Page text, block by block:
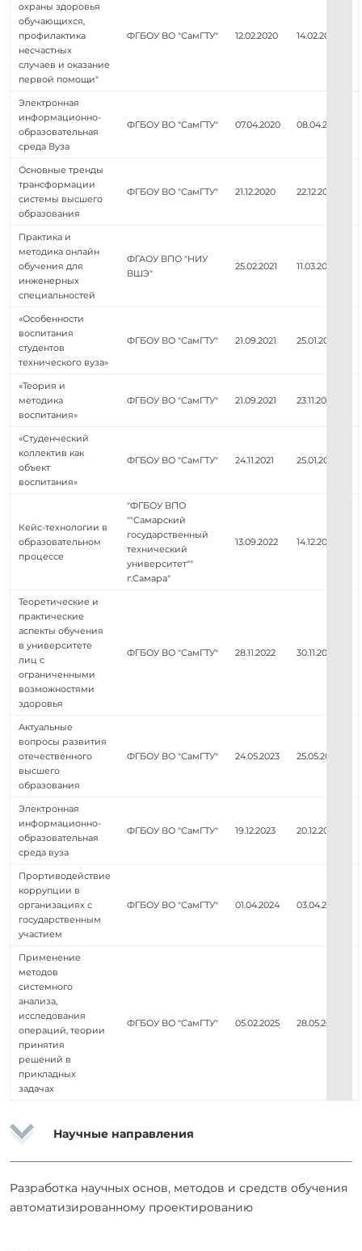
охраны здоровья
обучающихся,
профилактика
несчастных
случаев и оказание
первой помощи"
ФГБОУ ВО "СамГТУ" 12.02.2020 14.02.2020
Электронная
информационно-
образовательная
среда Вуза
ФГБОУ ВО "СамГТУ" 07.04.2020 08.04.2020
Основные тренды
трансформации
системы высшего
образования
ФГБОУ ВО "СамГТУ" 21.12.2020 22.12.2020
Практика и
методика онлайн
обучения для
инженерных
специальностей
ФГАОУ ВПО "НИУ
ВШЭ"
25.02.2021 11.03.2021
«Особенности
воспитания
студентов
технического вуза»
ФГБОУ ВО "СамГТУ" 21.09.2021 25.01.2022
«Теория и
методика
воспитания»
ФГБОУ ВО "СамГТУ" 21.09.2021 23.11.2021
«Студенческий
коллектив как
объект
воспитания»
ФГБОУ ВО "СамГТУ" 24.11.2021 25.01.2022
Кейс-технологии в
образовательном
процессе
"ФГБОУ ВПО
""Самарский
государственный
технический
университет""
г.Самара"
13.09.2022 14.12.2022
Теоретические и
практические
аспекты обучения
в университете
лиц с
ограниченными
возможностями
здоровья
ФГБОУ ВО "СамГТУ" 28.11.2022 30.11.2022
Актуальные
вопросы развития
отечественного
высшего
образования
ФГБОУ ВО "СамГТУ" 24.05.2023 25.05.2023
Электронная
информационно-
образовательная
среда вуза
ФГБОУ ВО "СамГТУ" 19.12.2023 20.12.2023
Прортиводействие
коррупции в
организациях с
государственным
участием
ФГБОУ ВО "СамГТУ" 01.04.2024 03.04.2024
Применение
методов
системного
анализа,
исследования
операций, теории
принятия
решений в
прикладных
задачах
ФГБОУ ВО "СамГТУ" 05.02.2025 28.05.2025
Научные направления
Разработка научных основ, методов и средств обучения
автоматизированному проектированию